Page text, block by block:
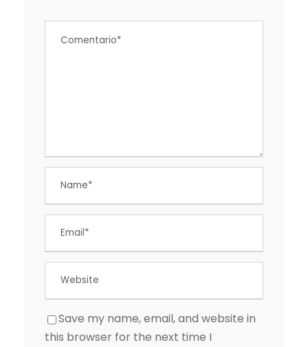
Save my name, email, and website in
this browser for the next time I